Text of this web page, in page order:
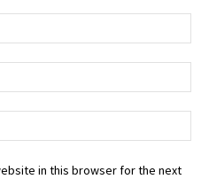
in this browser for the next